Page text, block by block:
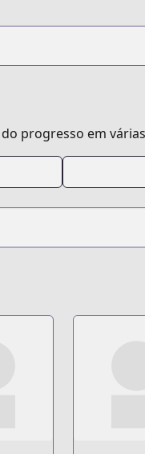
progresso em